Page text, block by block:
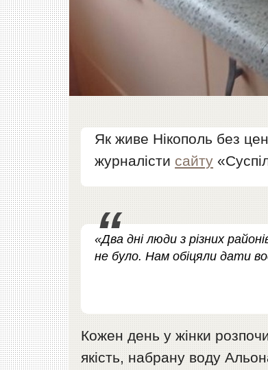
Як живе Нікополь без
журналісти сайту
«Два дні люди з різних
не було. Нам обіцяли дати
Кожен день у жінки
якість, набрану воду